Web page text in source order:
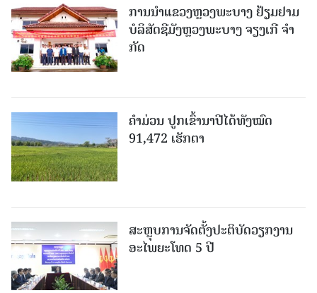
ການນຳແຂວງຫຼວງພະບາງ ຢ້ຽມ​ຢາມ
ບໍ​ລິ​ສັດຊີມັງຫຼວງພະບາງ ຈຽງເກີ ຈໍາ
ກັດ
ຄໍາມ່ວນ ປູກເຂົ້ານາປີໄດ້ທັງໝົດ
91,472 ເຮັກຕາ
ສະຫຼຸບການຈັດຕັ້ງປະຕິບັດວຽກງານ
ອະໄພຍະໂທດ 5 ປີ